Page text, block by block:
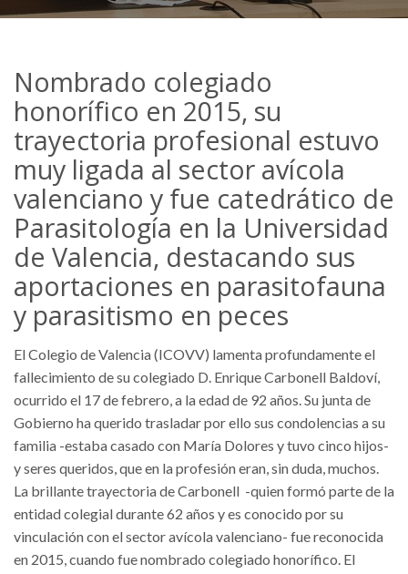
Nombrado colegiado
honorífico en 2015, su
trayectoria profesional estuvo
muy ligada al sector avícola
valenciano y fue catedrático de
Parasitología en la Universidad
de Valencia, destacando sus
aportaciones en parasitofauna
y parasitismo en peces
El Colegio de Valencia (ICOVV) lamenta profundamente el
fallecimiento de su colegiado D. Enrique Carbonell Baldoví,
ocurrido el 17 de febrero, a la edad de 92 años. Su junta de
Gobierno ha querido trasladar por ello sus condolencias a su
familia -estaba casado con María Dolores y tuvo cinco hijos-
y seres queridos, que en la profesión eran, sin duda, muchos.
La brillante trayectoria de Carbonell -quien formó parte de la
entidad colegial durante 62 años y es conocido por su
vinculación con el sector avícola valenciano- fue reconocida
en 2015, cuando fue nombrado colegiado honorífico. El